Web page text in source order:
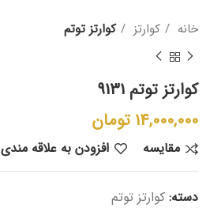
خانه کوارتز کوارتز توتم
کوارتز توتم 9131
14,000,000 تومان
مقایسه افزودن به علاقه مندی
دسته: کوارتز توتم